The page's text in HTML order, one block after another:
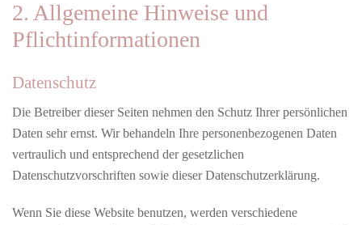
2. Allgemeine Hinweise und
Pflichtinformationen
Datenschutz
Die Betreiber dieser Seiten nehmen den Schutz Ihrer persönlichen
Daten sehr ernst. Wir behandeln Ihre personenbezogenen Daten
vertraulich und entsprechend der gesetzlichen
Datenschutzvorschriften sowie dieser Datenschutzerklärung.
Wenn Sie diese Website benutzen, werden verschiedene